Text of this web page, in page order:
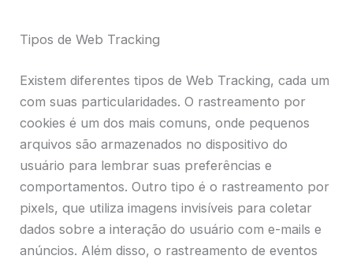
Tipos de Web Tracking
Existem diferentes tipos de Web Tracking, cada um
com suas particularidades. O rastreamento por
cookies é um dos mais comuns, onde pequenos
arquivos são armazenados no dispositivo do
usuário para lembrar suas preferências e
comportamentos. Outro tipo é o rastreamento por
pixels, que utiliza imagens invisíveis para coletar
dados sobre a interação do usuário com e-mails e
anúncios. Além disso, o rastreamento de eventos